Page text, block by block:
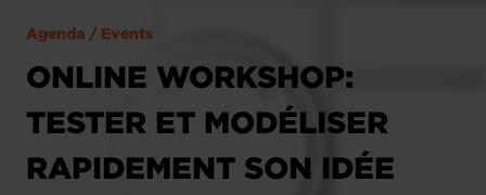
Agenda / Events
ONLINE WORKSHOP:
TESTER ET MODÉLISER
RAPIDEMENT SON IDÉE